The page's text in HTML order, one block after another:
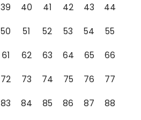
39 40 41 42 43
44
50 51 52 53 54
55
61 62 63 64 65
66
72 73 74 75 76
77
83 84 85 86 87
88